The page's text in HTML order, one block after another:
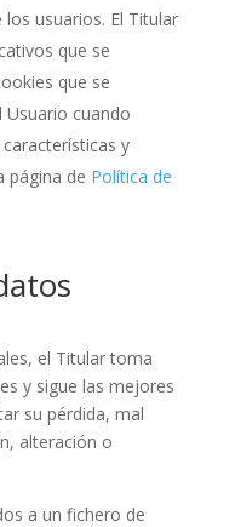
usuarios. El Titular
que se
que se
Usuario cuando
y
página de Política de
el Titular toma
y sigue las mejores
su pérdida, mal
alteración o
a un fichero de